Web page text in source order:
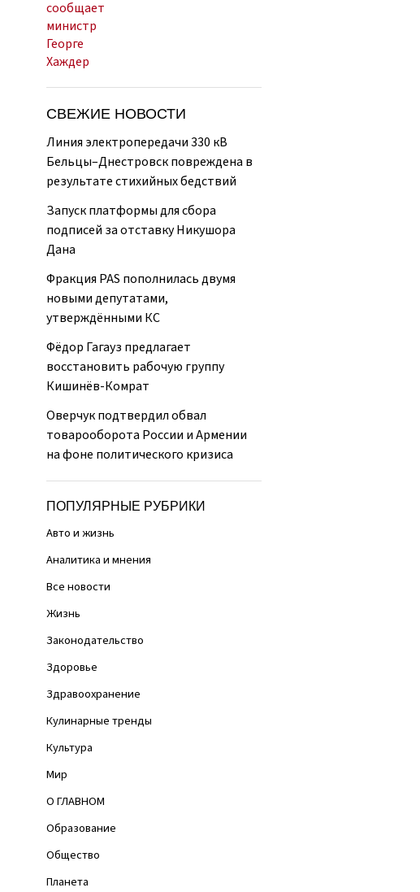
СВЕЖИЕ НОВОСТИ
Линия электропередачи 330 кВ
Бельцы–Днестровск повреждена в
результате стихийных бедствий
Запуск платформы для сбора
подписей за отставку Никушора
Дана
Фракция PAS пополнилась двумя
новыми депутатами,
утверждёнными КС
Фёдор Гагауз предлагает
восстановить рабочую группу
Кишинёв-Комрат
Оверчук подтвердил обвал
товарооборота России и Армении
на фоне политического кризиса
ПОПУЛЯРНЫЕ РУБРИКИ
Авто и жизнь
Аналитика и мнения
Все новости
Жизнь
Законодательство
Здоровье
Здравоохранение
Кулинарные тренды
Культура
Мир
О ГЛАВНОМ
Образование
Общество
Планета